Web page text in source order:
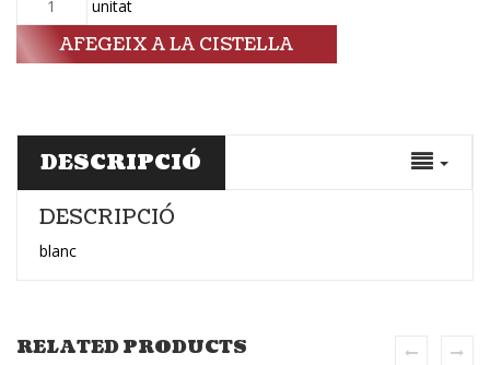
Quantitat unitat
AFEGEIX A LA CISTELLA
DESCRIPCIÓ
DESCRIPCIÓ
blanc
RELATED PRODUCTS